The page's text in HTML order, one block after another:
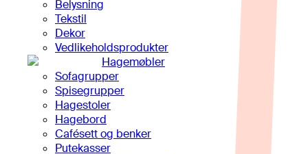
Belysning
Tekstil
Dekor
Vedlikeholdsprodukter
Hagemøbler
Sofagrupper
Spisegrupper
Hagestoler
Hagebord
Cafésett og benker
Putekasser